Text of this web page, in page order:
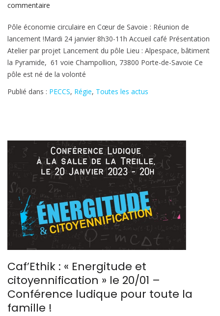
commentaire
du
Pôle
économie
circulaire
en
Cœur
–
Inscription
Pôle économie circulaire en Cœur de Savoie : Réunion de
lancement !Mardi 24 janvier 8h30-11h Accueil café Présentation
Atelier par projet Lancement du pôle Lieu : Alpespace, bâtiment
la Pyramide, 61 voie Champollion, 73800 Porte-de-Savoie Ce
pôle est né de la volonté
Publié dans : PECCS, Régie, Toutes les actus
Caf’Ethik : « Energitude et
citoyennification » le 20/01 –
Conférence ludique pour toute la
famille !